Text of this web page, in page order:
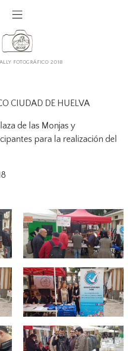
FOTOGRÁFICO 2018
CIUDAD DE HUELVA
de las Monjas y
para la realización del